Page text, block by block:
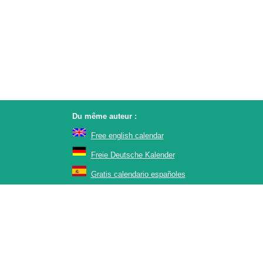
Du même auteur :
Free english calendar
Freie Deutsche Kalender
Gratis calendario españoles